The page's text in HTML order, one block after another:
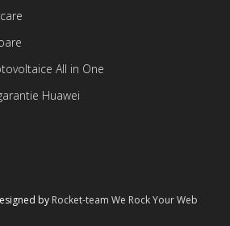
All in One
Huawei
by Rocket-team We Rock Your Web